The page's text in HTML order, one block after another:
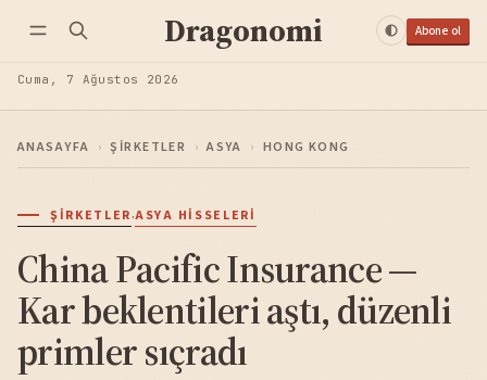
Dragonomi Abone ol
Cuma, 7 Ağustos 2026
ANASAYFA › ŞIRKETLER › ASYA › HONG KONG
ŞIRKETLER·ASYA HISSELERI
China Pacific Insurance —
Kar beklentileri aştı, düzenli
primler sıçradı